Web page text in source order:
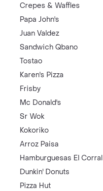
Crepes & Waffles
Papa John's
Juan Valdez
Sandwich Qbano
Tostao
Karen's Pizza
Frisby
Mc Donald's
Sr Wok
Kokoriko
Arroz Paisa
Hamburguesas El Corral
Dunkin' Donuts
Pizza Hut